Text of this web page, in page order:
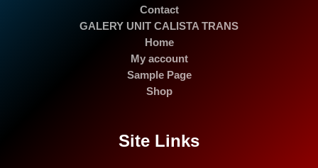
Contact
GALERY UNIT CALISTA TRANS
Home
My account
Sample Page
Shop
Site Links